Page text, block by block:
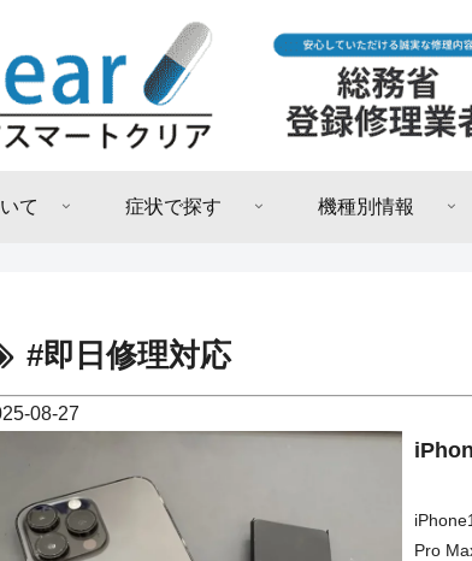
て 症状で探す 機種別情報
#即日修理対応
08-27
Pro